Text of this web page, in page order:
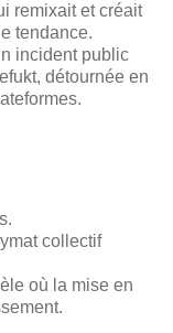
remixait et créait
tendance.
incident public
détournée en
collectif
où la mise en